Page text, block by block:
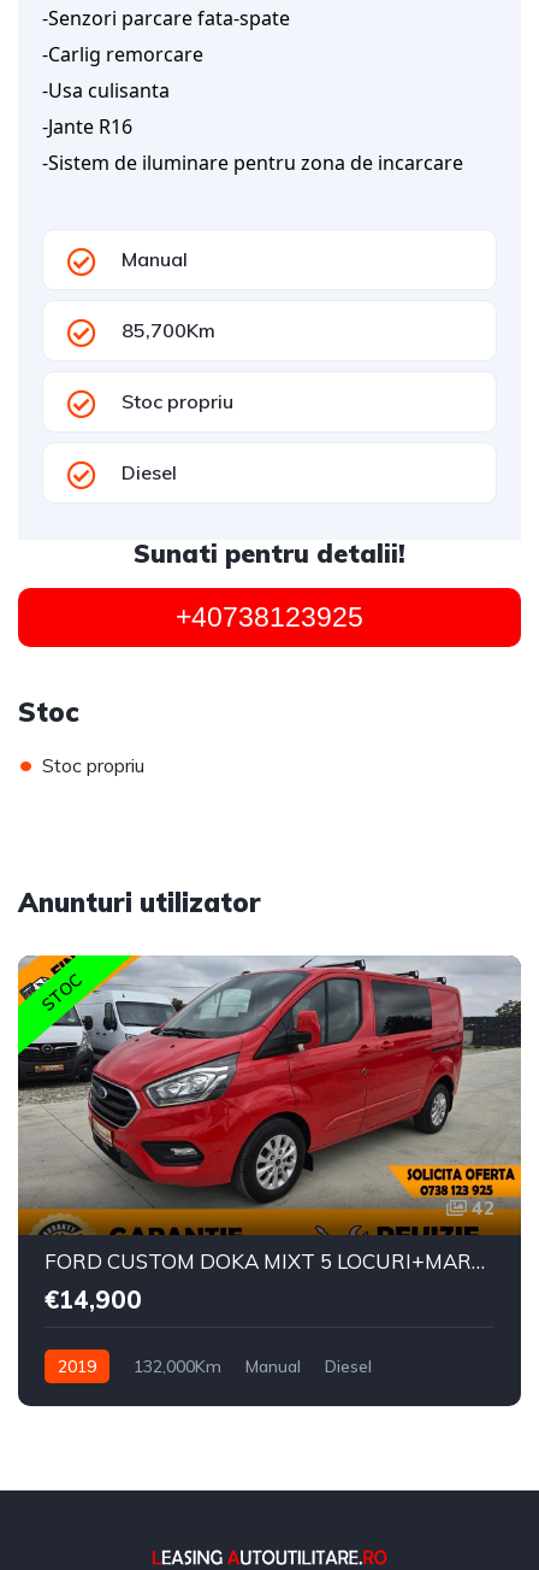
-Senzori parcare fata-spate
-Carlig remorcare
-Usa culisanta
-Jante R16
-Sistem de iluminare pentru zona de incarcare
Manual
85,700Km
Stoc propriu
Diesel
Sunati pentru detalii!
+40738123925
Stoc
• Stoc propriu
Anunturi utilizator
STOC
42
FORD CUSTOM DOKA MIXT 5 LOCURI+MARFA PREMIUM EDITION
€14,900
2019 132,000Km Manual Diesel